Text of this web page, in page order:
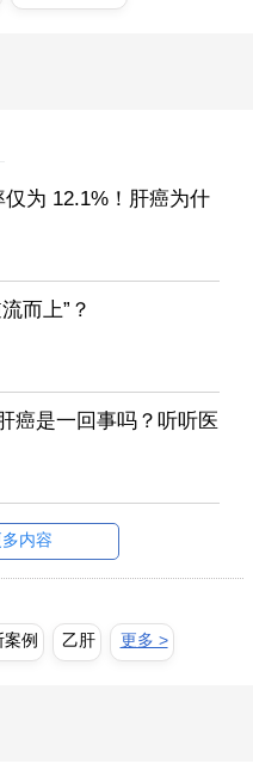
为 12.1%！肝癌为什
而上”？
癌是一回事吗？听听医
内容
例 乙肝 更多 >